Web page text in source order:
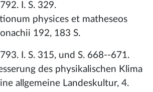
I. S. 329.
physices et matheseos
192, 183 S.
I. S. 315, und S. 668--671.
des physikalischen Klima
allgemeine Landeskultur, 4.